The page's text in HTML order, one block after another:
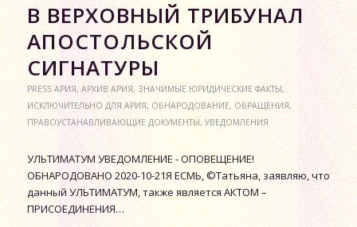
В ВЕРХОВНЫЙ ТРИБУНАЛ
АПОСТОЛЬСКОЙ
СИГНАТУРЫ
PRESS АРИЯ, АРХИВ АРИЯ,ЗНАЧИМЫЕ ЮРИДИЧЕСКИЕ ФАКТЫ,
ИСКЛЮЧИТЕЛЬНО ДЛЯ АРИЯ, ОБНАРОДОВАНИЕ,ОБРАЩЕНИЯ,
ПРАВОУСТАНАВЛИВАЮЩИЕ ДОКУМЕНТЫ,УВЕДОМЛЕНИЯ
УЛЬТИМАТУМ УВЕДОМЛЕНИЕ - ОПОВЕЩЕНИЕ!
ОБНАРОДОВАНО 2020-10-21Я ЕСМЬ, ©Татьяна, заявляю, что
данный УЛЬТИМАТУМ, также является АКТОМ –
ПРИСОЕДИНЕНИЯ…